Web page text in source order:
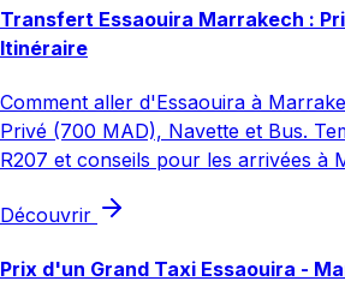
Transfert Essaouira Marrakech :
Itinéraire
Comment aller d'Essaouira à
Privé (700 MAD), Navette et Bus.
R207 et conseils pour les arrivées à
Découvrir
Prix d'un Grand Taxi Essaouira -